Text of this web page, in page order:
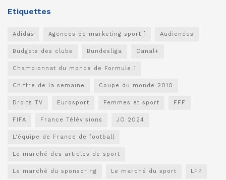
Etiquettes
Adidas Agences de marketing sportif Audiences
Budgets des clubs Bundesliga Canal+
Championnat du monde de Formule 1
Chiffre de la semaine Coupe du monde 2010
Droits TV Eurosport Femmes et sport FFF
FIFA France Télévisions JO 2024
L'équipe de France de football
Le marché des articles de sport
Le marché du sponsoring Le marché du sport LFP